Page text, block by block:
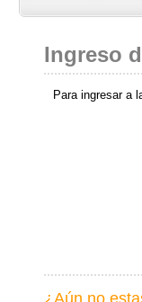
Ingreso
Para ingresar a
¿Aún no